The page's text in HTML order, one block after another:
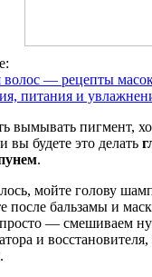
волос — рецепты
питания и
вымывать пигмент,
будете это делать
.
мойте голову
после бальзамы и
— смешиваем
и восстановителя,
.